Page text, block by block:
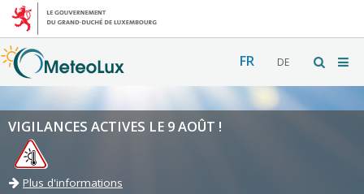
FR DE
VIGILANCES ACTIVES LE 9 AOÛT !
Plus d'informations